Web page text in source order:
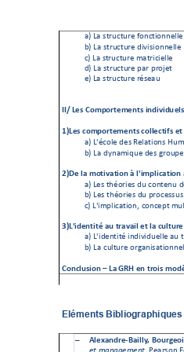
#T%9#%,.+*(.*+'%I)$(./)$$'""'
ET%9#%,.+*(.*+'%&/0/,/)$$'" "'%
(T%9#%,.+*(.*+'%8#.+/(/'""'
&T%9#%,.+*(.*+'%-#+%-+)2'.%
'T%9#%,.+*(.*+'%+@,'#*
''7$8/<$C"#D"21/#/01<$6036.634/
>?8/<$5"#D"21/#/01<$5"==/516B<$/1$
#T%9K@()"'%&',% 6'"#./
ET%9#%&W$#8/P*'% &',%5+)*-
A?E/$=;$#"16.;16"0$F$=96
#T%9',%.A@)+/',
ET%9',%.A@)+/',%&*% -
(T%9K/8-"/(#./)$L%()$('-
G?8963/0161H$;4$12;.;6= $/1$=;$
#T%9K/&'$./.@%/$&/0/&*'""'%#*%.
ET%9#%(*" .*+'%)+5#$/,#./)$$'"
C"05=4<6"0$I$ 8;$*,J$/0$12"6<$#"3
Eléments Bibliographiques
– &=/Q;032/) N;6==RS$N"42:/
et*managementL%!'#